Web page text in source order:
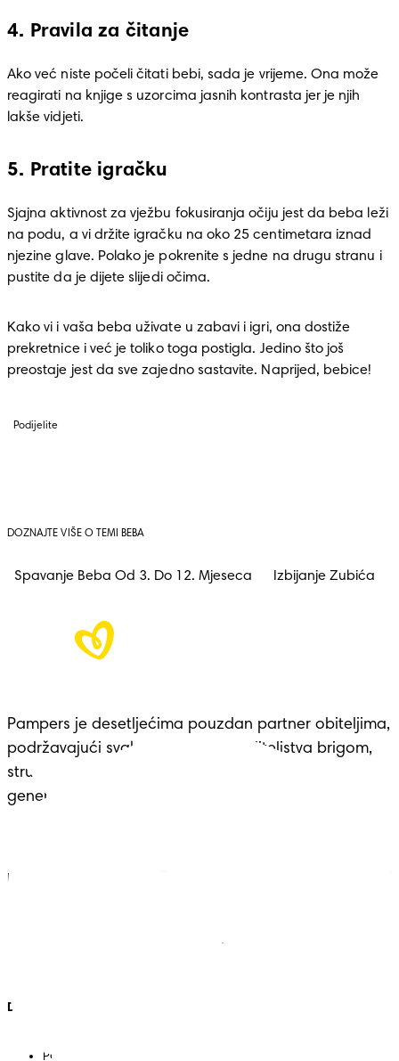
4. Pravila za čitanje
Ako već niste počeli čitati bebi, sada je vrijeme. Ona može
reagirati na knjige s uzorcima jasnih kontrasta jer je njih
lakše vidjeti.
5. Pratite igračku
Sjajna aktivnost za vježbu fokusiranja očiju jest da beba leži
na podu, a vi držite igračku na oko 25 centimetara iznad
njezine glave. Polako je pokrenite s jedne na drugu stranu i
pustite da je dijete slijedi očima.
Kako vi i vaša beba uživate u zabavi i igri, ona dostiže
prekretnice i već je toliko toga postigla. Jedino što još
preostaje jest da sve zajedno sastavite. Naprijed, bebice!
Podijelite
DOZNAJTE VIŠE O TEMI BEBA
Spavanje Beba Od 3. Do 12. Mjeseca Izbijanje Zubića
Pampers je desetljećima pouzdan partner obiteljima,
podržavajući svaku prekretnicu roditeljstva brigom,
stručnošću i udobnošću – nasljeđe koje seže
generacijama.
Pampers
Država/regija
PG web-stranica